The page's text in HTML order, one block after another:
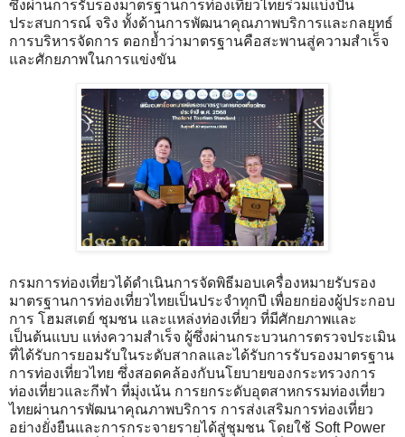
ซึ่งผ่านการรับรองมาตรฐานการท่องเที่ยวไทยร่วมแบ่งปัน
ประสบการณ์ จริง ทั้งด้านการพัฒนาคุณภาพบริการและกลยุทธ์
การบริหารจัดการ ตอกย้ำว่ามาตรฐานคือสะพานสู่ความสำเร็จ
และศักยภาพในการแข่งขัน
กรมการท่องเที่ยวได้ดำเนินการจัดพิธีมอบเครื่องหมายรับรอง
มาตรฐานการท่องเที่ยวไทยเป็นประจำทุกปี เพื่อยกย่องผู้ประกอบ
การ โฮมสเตย์ ชุมชน และแหล่งท่องเที่ยว ที่มีศักยภาพและ
เป็นต้นแบบ แห่งความสำเร็จ ผู้ซึ่งผ่านกระบวนการตรวจประเมิน
ที่ได้รับการยอมรับในระดับสากลและได้รับการรับรองมาตรฐาน
การท่องเที่ยวไทย ซึ่งสอดคล้องกับนโยบายของกระทรวงการ
ท่องเที่ยวและกีฬา ที่มุ่งเน้น การยกระดับอุตสาหกรรมท่องเที่ยว
ไทยผ่านการพัฒนาคุณภาพบริการ การส่งเสริมการท่องเที่ยว
อย่างยั่งยืนและการกระจายรายได้สู่ชุมชน โดยใช้ Soft Power